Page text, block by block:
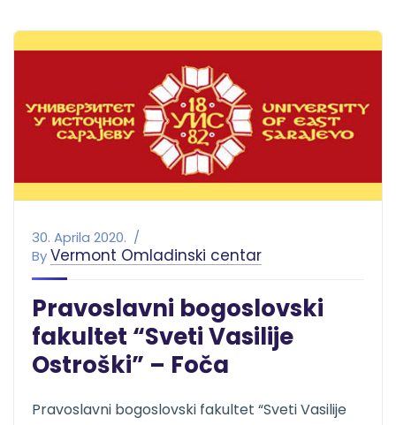
30. Aprila 2020.
ByVermont Omladinski centar
Pravoslavni bogoslovski
fakultet “Sveti Vasilije
Ostroški” – Foča
Pravoslavni bogoslovski fakultet “Sveti Vasilije